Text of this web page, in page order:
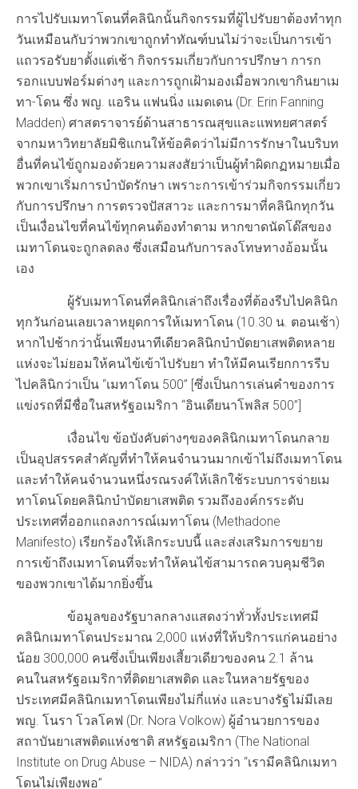
การไปรับเมทาโดนที่คลินิกนั้นกิจกรรมที่ผู้ไปรับยาต้องทำทุก
วันเหมือนกับว่าพวกเขาถูกทำทัณฑ์บนไม่ว่าจะเป็นการเข้า
แถวรอรับยาตั้งแต่เช้า กิจกรรมเกี่ยวกับการปรึกษา การก
รอกแบบฟอร์มต่างๆ และการถูกเฝ้ามองเมื่อพวกเขากินยาเม
ทา-โดน ซึ่ง พญ. แอริน แฟนนิ่ง แมดเดน (Dr. Erin Fanning
Madden) ศาสตราจารย์ด้านสาธารณสุขและแพทยศาสตร์
จากมหาวิทยาลัยมิชิแกนให้ข้อคิดว่าไม่มีการรักษาในบริบท
อื่นที่คนไข้ถูกมองด้วยความสงสัยว่าเป็นผู้ทำผิดกฏหมายเมื่อ
พวกเขาเริ่มการบำบัดรักษา เพราะการเข้าร่วมกิจกรรมเกี่ยว
กับการปรึกษา การตรวจปัสสาวะ และการมาที่คลินิกทุกวัน
เป็นเงื่อนไขที่คนไข้ทุกคนต้องทำตาม หากขาดนัดโด๊สของ
เมทาโดนจะถูกลดลง ซึ่งเสมือนกับการลงโทษทางอ้อมนั้น
เอง
ผู้รับเมทาโดนที่คลินิกเล่าถึงเรื่องที่ต้องรีบไปคลินิก
ทุกวันก่อนเลยเวลาหยุดการให้เมทาโดน (10.30 น. ตอนเช้า)
หากไปช้ากว่านั้นเพียงนาทีเดียวคลินิกบำบัดยาเสพติดหลาย
แห่งจะไม่ยอมให้คนไข้เข้าไปรับยา ทำให้มีคนเรียกการรีบ
ไปคลินิกว่าเป็น “เมทาโดน 500” [ซึ่งเป็นการเล่นคำของการ
แข่งรถที่มีชื่อในสหรัฐอเมริกา “อินเดียนาโพลิส 500”]
เงื่อนไข ข้อบังคับต่างๆของคลินิกเมทาโดนกลาย
เป็นอุปสรรคสำคัญที่ทำให้คนจำนวนมากเข้าไม่ถึงเมทาโดน
และทำให้คนจำนวนหนึ่งรณรงค์ให้เลิกใช้ระบบการจ่ายเม
ทาโดนโดยคลินิกบำบัดยาเสพติด รวมถึงองค์กรระดับ
ประเทศที่ออกแถลงการณ์เมทาโดน (Methadone
Manifesto) เรียกร้องให้เลิกระบบนี้ และส่งเสริมการขยาย
การเข้าถึงเมทาโดนที่จะทำให้คนไข้สามารถควบคุมชีวิต
ของพวกเขาได้มากยิ่งขึ้น
ข้อมูลของรัฐบาลกลางแสดงว่าทั่วทั้งประเทศมี
คลินิกเมทาโดนประมาณ 2,000 แห่งที่ให้บริการแก่คนอย่าง
น้อย 300,000 คนซึ่งเป็นเพียงเสี้ยวเดียวของคน 2.1 ล้าน
คนในสหรัฐอเมริกาที่ติดยาเสพติด และในหลายรัฐของ
ประเทศมีคลินิกเมทาโดนเพียงไม่กี่แห่ง และบางรัฐไม่มีเลย
พญ. โนรา โวลโคฟ (Dr. Nora Volkow) ผู้อำนวยการของ
สถาบันยาเสพติดแห่งชาติ สหรัฐอเมริกา (The National
Institute on Drug Abuse – NIDA) กล่าวว่า “เรามีคลินิกเมทา
โดนไม่เพียงพอ”